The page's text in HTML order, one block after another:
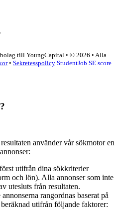
till YoungCapital • © 2026 • Alla
• Sekretesspolicy StudentJob SE score
använder vår sökmotor en
utifrån dina sökkriterier
och lön). Alla annonser som inte
utesluts från resultaten.
rangordnas baserat på
utifrån följande faktorer: